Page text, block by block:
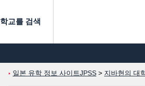
학교를 검색
일본 유학 정보 사이트JPSS > 지바현의 대